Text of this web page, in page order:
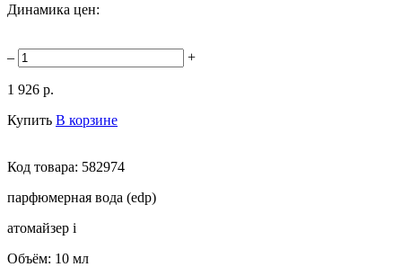
Динамика цен:
– +
1 926 р.
Купить В корзине
Код товара: 582974
парфюмерная вода (edp)
атомайзер i
Объём: 10 мл